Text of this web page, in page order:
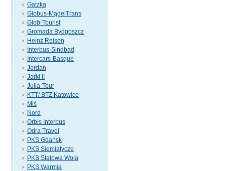
Gatzka
Globus-MądelTrans
Glob-Tourist
Gromada Bydgoszcz
Heinz Reisen
Interbus-Sindbad
Intercars-Basque
Jordan
Jarki II
Julia-Tour
KTT/ BTZ Katowice
Miś
Nord
Orbis Interbus
Odra Travel
PKS Gdańsk
PKS Siemiatycze
PKS Stalowa Wola
PKS Warmia